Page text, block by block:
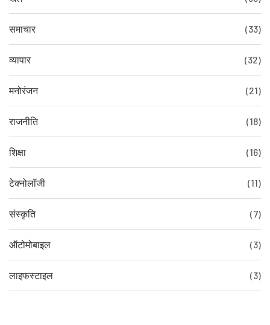
समाचार (33)
व्यापार (32)
मनोरंजन (21)
राजनीति (18)
शिक्षा (16)
टेक्नोलॉजी (11)
संस्कृति (7)
ऑटोमोबाइल (3)
लाइफस्टाइल (3)